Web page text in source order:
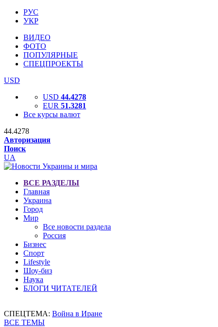
РУС
УКР
ВИДЕО
ФОТО
ПОПУЛЯРНЫЕ
СПЕЦПРОЕКТЫ
USD
USD 44.4278
EUR 51.3281
Все курсы валют
44.4278
Авторизация
Поиск
UA
ВСЕ РАЗДЕЛЫ
Главная
Украина
Город
Мир
Все новости раздела
Россия
Бизнес
Спорт
Lifestyle
Шоу-биз
Наука
БЛОГИ ЧИТАТЕЛЕЙ
СПЕЦТЕМА: Война в Иране
ВСЕ ТЕМЫ